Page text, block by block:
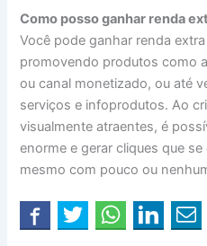
Como posso ganhar renda
Você pode ganhar renda
promovendo produtos como
ou canal monetizado, ou até
serviços e infoprodutos. Ao
visualmente atraentes, é
enorme e gerar cliques que
mesmo com pouco ou